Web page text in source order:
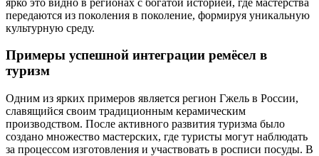
передаются из поколения в поколение, формируя уникальную
культурную среду.
Примеры успешной интеграции ремёсел в
туризм
Одним из ярких примеров является регион Гжель в России,
славящийся своим традиционным керамическим
производством. После активного развития туризма было
создано множество мастерских, где туристы могут наблюдать
за процессом изготовления и участвовать в росписи посуды. В